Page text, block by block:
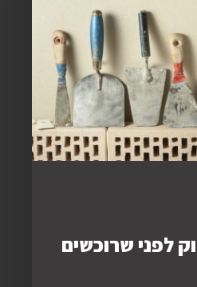
לפני שרוכשים